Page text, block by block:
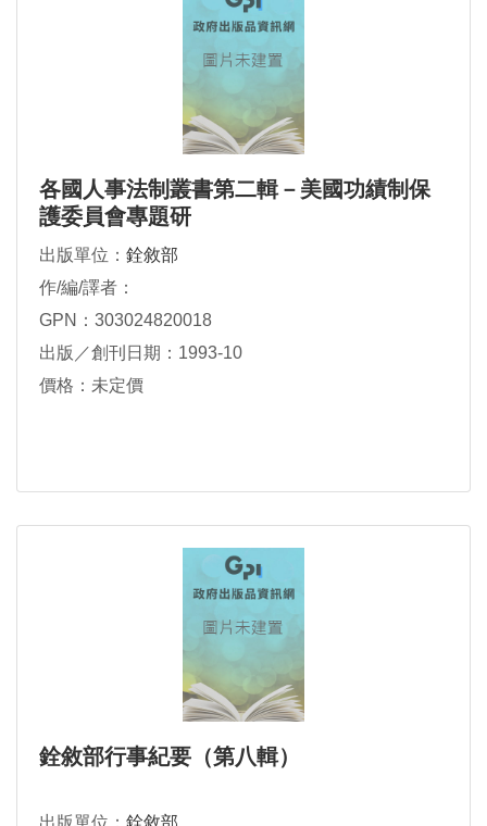
各國人事法制叢書第二輯－美國功績制保
護委員會專題研
出版單位： 銓敘部
作/編/譯者：
GPN：303024820018
出版／創刊日期：1993-10
價格：未定價
銓敘部行事紀要（第八輯）
出版單位： 銓敘部